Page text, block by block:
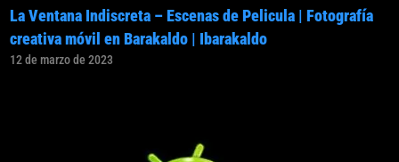
La Ventana Indiscreta – Escenas de Pelicula | Fotografía
creativa móvil en Barakaldo | Ibarakaldo
12 de marzo de 2023